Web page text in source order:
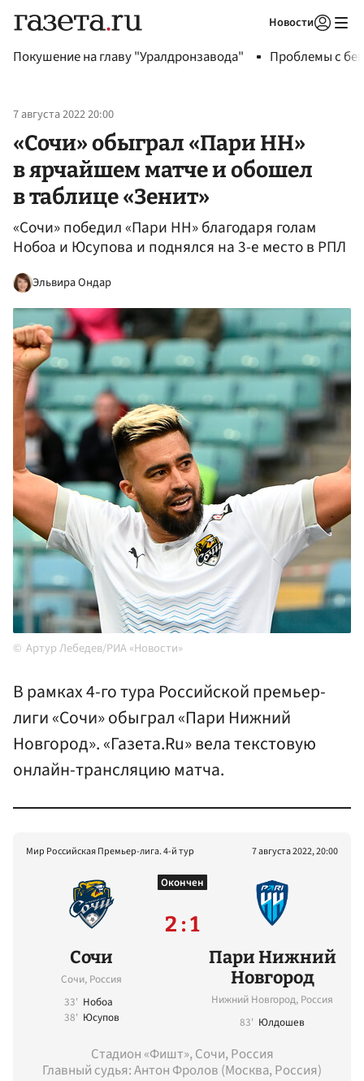
Новости
Покушение на главу "Уралдронзавода" Проблемы с
7 августа 2022 20:00
«Сочи» обыграл «Пари НН»
в ярчайшем матче и обошел
в таблице «Зенит»
«Сочи» победил «Пари НН» благодаря голам
Нобоа и Юсупова и поднялся на 3-е место в РПЛ
Эльвира Ондар
Артур Лебедев/РИА «Новости»
В рамках 4-го тура Российской премьер-
лиги «Сочи» обыграл «Пари Нижний
Новгород». «Газета.Ru» вела текстовую
онлайн-трансляцию матча.
Мир Российская Премьер-лига. 4-й тур 7 августа 2022, 20:00
Сочи
Сочи, Россия
33' Нобоа
38' Юсупов
Окончен
2 : 1
Пари Нижний
Новгород
Нижний Новгород, Россия
83' Юлдошев
Стадион «Фишт», Сочи, Россия
Главный судья: Антон Фролов (Москва, Россия)